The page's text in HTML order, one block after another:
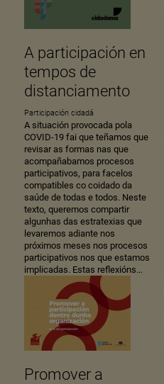
A participación en
tempos de
distanciamento
Participación cidadá
A situación provocada pola
COVID-19 fai que teñamos que
revisar as formas nas que
acompañabamos procesos
participativos, para facelos
compatibles co coidado da
saúde de todas e todos. Neste
texto, queremos compartir
algunhas das estratexias que
levaremos adiante nos
próximos meses nos procesos
participativos nos que estamos
implicadas. Estas reflexións…
Promover a